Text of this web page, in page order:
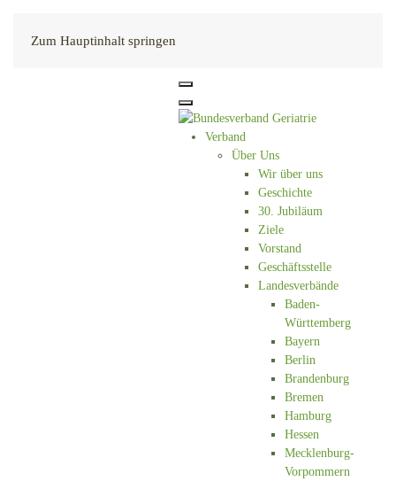
Zum Hauptinhalt springen
Verband
Über Uns
Wir über uns
Geschichte
30. Jubiläum
Ziele
Vorstand
Geschäftsstelle
Landesverbände
Baden-
Württemberg
Bayern
Berlin
Brandenburg
Bremen
Hamburg
Hessen
Mecklenburg-
Vorpommern